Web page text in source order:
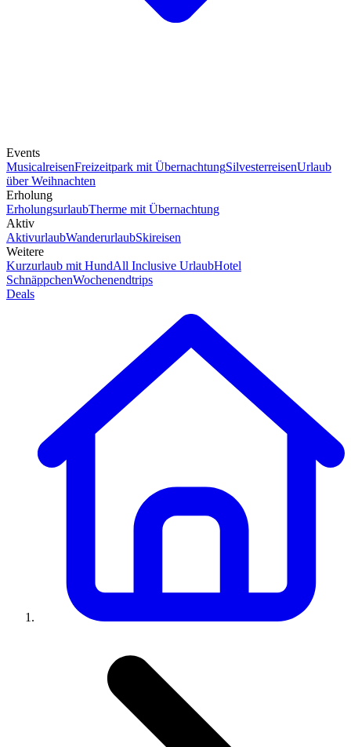
Events
MusicalreisenFreizeitpark mit ÜbernachtungSilvesterreisenUrlaub
über Weihnachten
Erholung
ErholungsurlaubTherme mit Übernachtung
Aktiv
AktivurlaubWanderurlaubSkireisen
Weitere
Kurzurlaub mit HundAll Inclusive UrlaubHotel
SchnäppchenWochenendtrips
Deals